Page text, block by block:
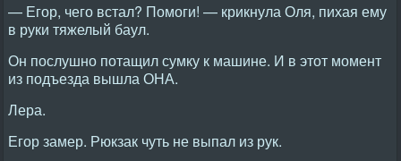
— Егор, чего встал? Помоги! — крикнула Оля, пихая ему
в руки тяжелый баул.
Он послушно потащил сумку к машине. И в этот момент
из подъезда вышла ОНА.
Лера.
Егор замер. Рюкзак чуть не выпал из рук.